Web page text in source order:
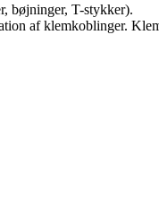
bøjninger, T-stykker).
af klemkoblinger.